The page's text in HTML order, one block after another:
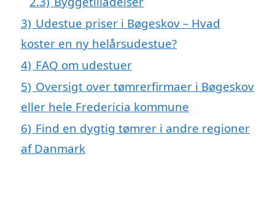
3) Udestue priser i Bøgeskov – Hvad
koster en ny helårsudestue?
4) FAQ om udestuer
5) Oversigt over tømrerfirmaer i Bøgeskov
eller hele Fredericia kommune
6) Find en dygtig tømrer i andre regioner
af Danmark